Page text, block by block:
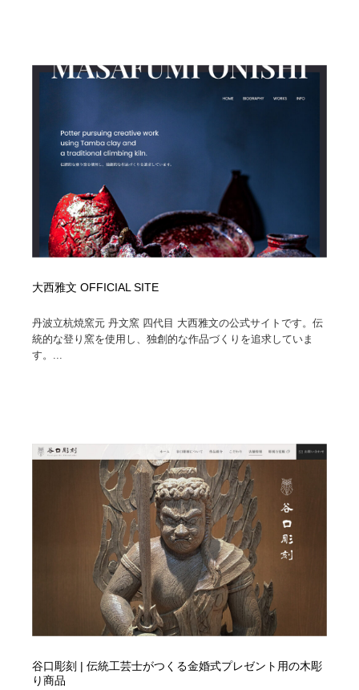
大西雅文 OFFICIAL SITE
丹波立杭焼窯元 丹文窯 四代目 大西雅文の公式サイトです。伝
統的な登り窯を使用し、独創的な作品づくりを追求していま
す。...
谷口彫刻 | 伝統工芸士がつくる金婚式プレゼント用の木彫
り商品